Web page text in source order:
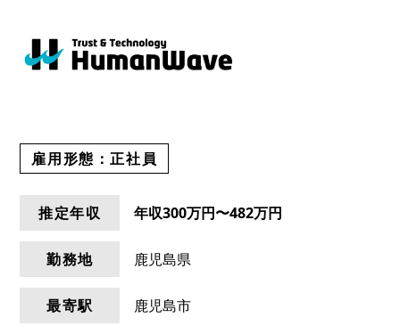
雇用形態：正社員
推定年収 年収300万円〜482万円
勤務地 鹿児島県
最寄駅 鹿児島市